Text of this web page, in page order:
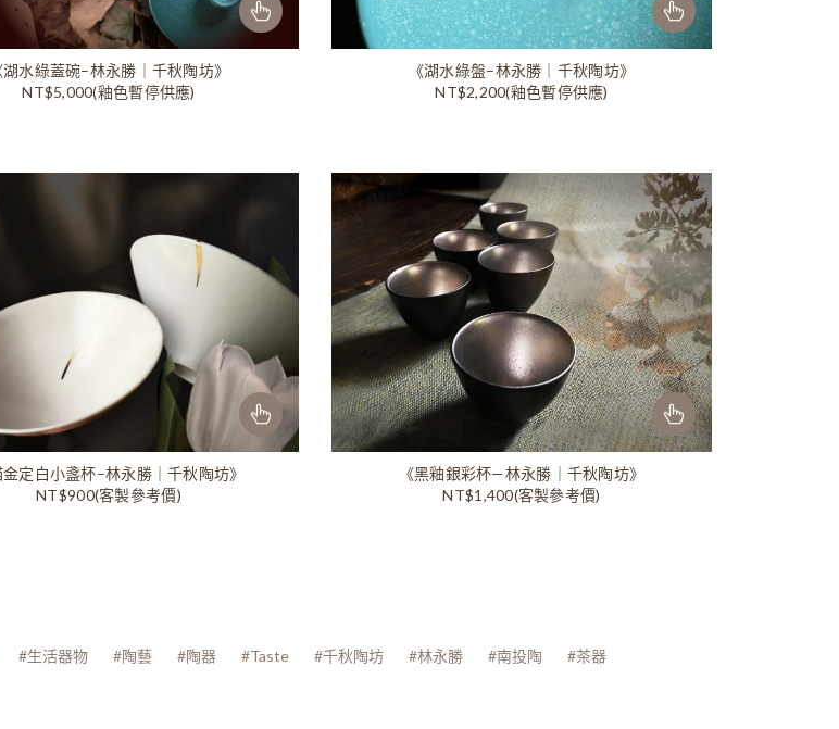
湖水綠蓋碗–林永勝｜千秋陶坊》
NT$5,000(釉色暫停供應)
《湖水綠盤–林永勝｜千秋陶坊》
NT$2,200(釉色暫停供應)
金定白小盞杯–林永勝｜千秋陶坊》
NT$900(客製參考價)
《黑釉銀彩杯—林永勝｜千秋陶坊》
NT$1,400(客製參考價)
#生活器物 #陶藝 #陶器 #Taste #千秋陶坊 #林永勝 #南投陶
#茶器